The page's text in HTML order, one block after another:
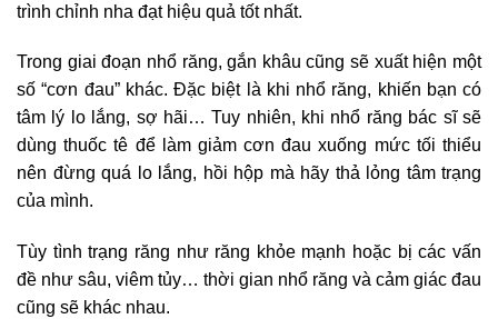
trình chỉnh nha đạt hiệu quả tốt nhất.
Trong giai đoạn nhổ răng, gắn khâu cũng sẽ xuất hiện một
số “cơn đau” khác. Đặc biệt là khi nhổ răng, khiến bạn có
tâm lý lo lắng, sợ hãi… Tuy nhiên, khi nhổ răng bác sĩ sẽ
dùng thuốc tê để làm giảm cơn đau xuống mức tối thiểu
nên đừng quá lo lắng, hồi hộp mà hãy thả lỏng tâm trạng
của mình.
Tùy tình trạng răng như răng khỏe mạnh hoặc bị các vấn
đề như sâu, viêm tủy… thời gian nhổ răng và cảm giác đau
cũng sẽ khác nhau.